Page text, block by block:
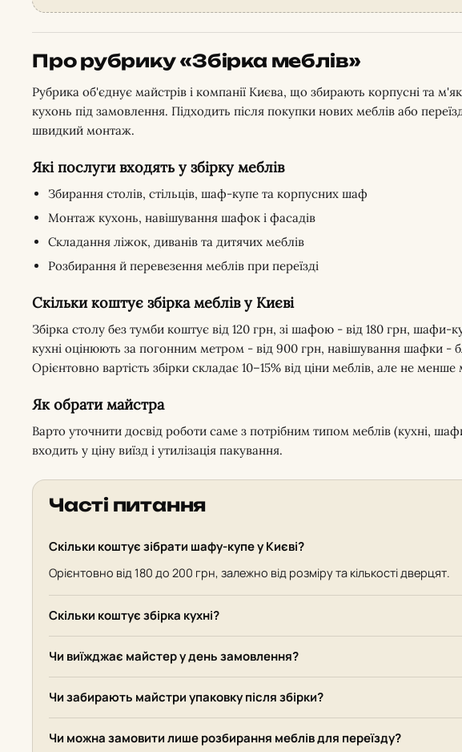
Про рубрику «Збірка меблів»
Рубрика об'єднує майстрів і компанії Києва, що збирають корпусні та
кухонь під замовлення. Підходить після покупки нових меблів або
швидкий монтаж.
Які послуги входять у збірку меблів
Збирання столів, стільців, шаф-купе та корпусних шаф
Монтаж кухонь, навішування шафок і фасадів
Складання ліжок, диванів та дитячих меблів
Розбирання й перевезення меблів при переїзді
Скільки коштує збірка меблів у Києві
Збірка столу без тумби коштує від 120 грн, зі шафою - від 180 грн, шафи-
кухні оцінюють за погонним метром - від 900 грн, навішування шафки -
Орієнтовно вартість збірки складає 10–15% від ціни меблів, але не
Як обрати майстра
Варто уточнити досвід роботи саме з потрібним типом меблів (кухні,
входить у ціну виїзд і утилізація пакування.
Часті питання
Скільки коштує зібрати шафу-купе у Києві?
Орієнтовно від 180 до 200 грн, залежно від розміру та кількості дверцят.
Скільки коштує збірка кухні?
Чи виїжджає майстер у день замовлення?
Чи забирають майстри упаковку після збірки?
Чи можна замовити лише розбирання меблів для переїзду?